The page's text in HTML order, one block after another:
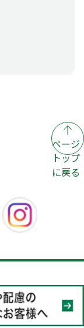
ページ
トップ
に戻る